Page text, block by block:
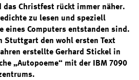
Christfest rückt immer näher.
zu lesen und speziell
eines Computers entstanden sind.
Stuttgart den wohl ersten Text
erstellte Gerhard Stickel in
„Autopoeme“ mit der IBM 7090